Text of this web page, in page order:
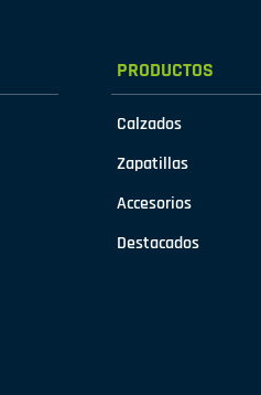
PRODUCTOS
Calzados
Zapatillas
Accesorios
Destacados